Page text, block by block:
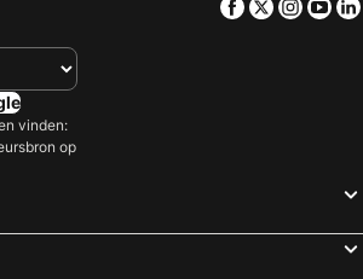
Facebook
Twitter
vinden:
op